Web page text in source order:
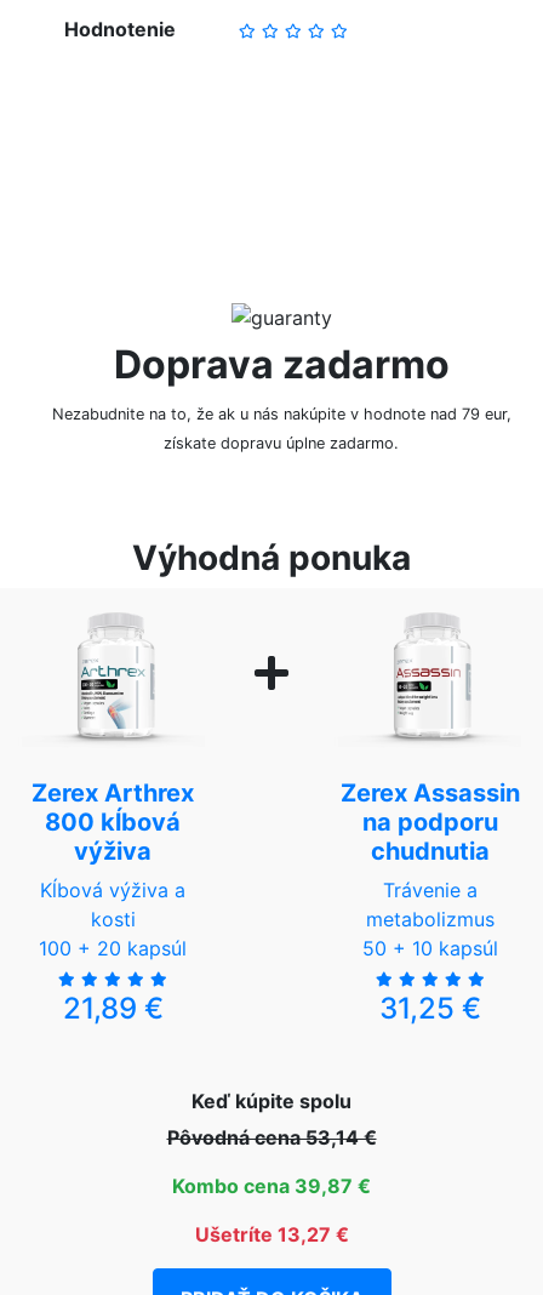
Hodnotenie
Doprava zadarmo
Nezabudnite na to, že ak u nás nakúpite v hodnote nad 79 eur,
získate dopravu úplne zadarmo.
Výhodná ponuka
Zerex Arthrex
800 kĺbová
výživa
Kĺbová výživa a
kosti
100 + 20 kapsúl
21,89 €
Zerex Assassin
na podporu
chudnutia
Trávenie a
metabolizmus
50 + 10 kapsúl
31,25 €
Keď kúpite spolu
Pôvodná cena 53,14 €
Kombo cena 39,87 €
Ušetríte 13,27 €